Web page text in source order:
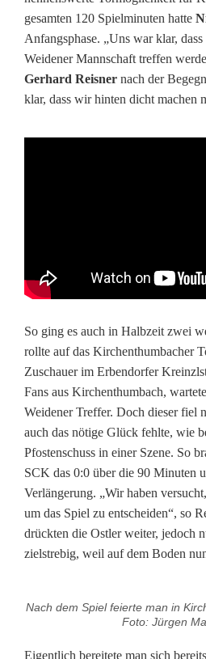
gesamten 120 Spielminuten hatte
Anfangsphase. „Uns war klar,
Weidener Mannschaft treffen
Gerhard Reisner nach der
klar, dass wir hinten dicht machen
So ging es auch in Halbzeit zwei
rollte auf das Kirchenthumbacher
Zuschauer im Erbendorfer
Fans aus Kirchenthumbach,
Weidener Treffer. Doch dieser fiel
auch das nötige Glück fehlte, wie
Pfostenschuss in einer Szene. So
SCK das 0:0 über die 90 Minuten
Verlängerung. „Wir haben
um das Spiel zu entscheiden“, so
drückten die Ostler weiter, jedoch
zielstrebig, weil auf dem Boden
Nach dem Spiel feierte man in
Foto: Jürgen
Eigentlich bereitete man sich